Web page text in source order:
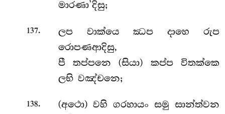
මාරණා’දිසු;
137.
ලප වාක්යෙ ඣප දාහෙ රුප
රොපණආදිසු,
පී තප්පනෙ (සියා) කප්ප විතක්කෙ
ලභි වඤ්චනෙ;
138.
(අථො) වහි ගරහායං සමු සාන්ත්වන